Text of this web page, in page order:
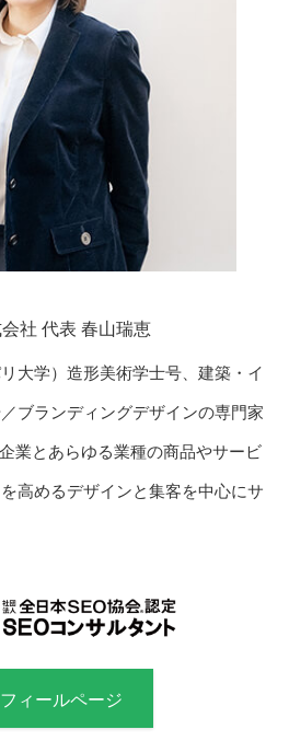
社 代表 春山瑞恵
大学）造形美術学士号、建築・イ
ブランディングデザインの専門家
業とあらゆる業種の商品やサービ
高めるデザインと集客を中心にサ
ィールページ